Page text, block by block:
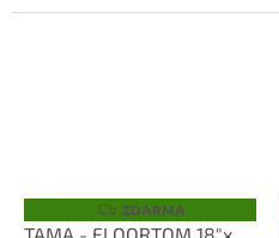
Z
D
ZDARMA